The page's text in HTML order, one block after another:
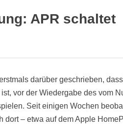
APR schaltet
darüber geschrieben,
vor der Wiedergabe des vom
Seit einigen Wochen
dort – etwa auf dem Apple